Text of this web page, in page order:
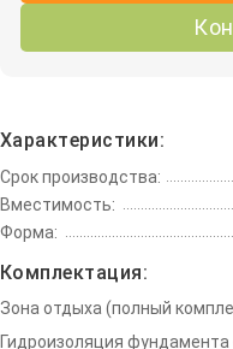
Характеристики:
Срок производства:
Вместимость:
Форма:
Комплектация:
Зона отдыха (полный
Гидроизоляция